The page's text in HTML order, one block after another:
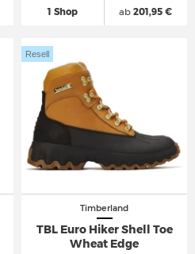
1 Shop ab 201,95 €
Timberland
TBL Euro Hiker Shell Toe
Wheat Edge
Resell